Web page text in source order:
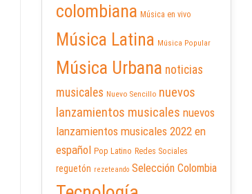
colombiana Música en vivo
Música Latina Música Popular
Música Urbana noticias
musicales Nuevo Sencillo nuevos
lanzamientos musicales nuevos
lanzamientos musicales 2022 en
español Pop Latino Redes Sociales
reguetón rezeteando Selección Colombia